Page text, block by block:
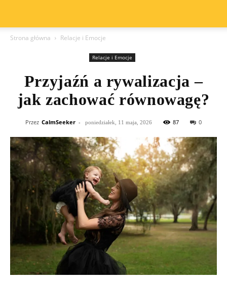
Strona główna Relacje i Emocje
Relacje i Emocje
Przyjaźń a rywalizacja –
jak zachować równowagę?
Przez CalmSeeker - poniedziałek, 11 maja, 2026 87 0